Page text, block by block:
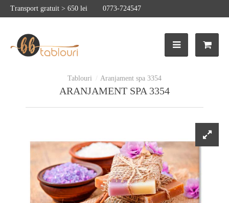
Transport gratuit > 650 lei 0773-724547
Aranjament spa 3354
ARANJAMENT SPA 3354